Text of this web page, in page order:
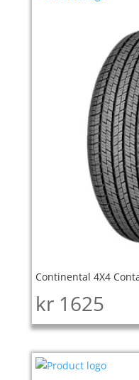
Continental 4X4
kr 1625